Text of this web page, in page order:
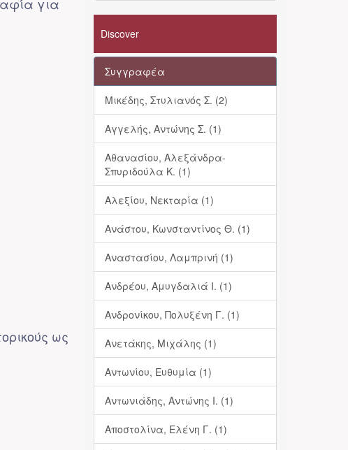
ως
Discover
Συγγραφέα
Μικέδης, Στυλιανός Σ. (2)
Αγγελής, Αντώνης Σ. (1)
Αθανασίου, Αλεξάνδρα-
Σπυριδούλα Κ. (1)
Αλεξίου, Νεκταρία (1)
Ανάστου, Κωνσταντίνος Θ. (1)
Αναστασίου, Λαμπρινή (1)
Ανδρέου, Αμυγδαλιά Ι. (1)
Ανδρονίκου, Πολυξένη Γ. (1)
Ανετάκης, Μιχάλης (1)
Αντωνίου, Ευθυμία (1)
Αντωνιάδης, Αντώνης Ι. (1)
Αποστολίνα, Ελένη Γ. (1)